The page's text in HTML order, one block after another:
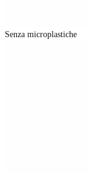
Senza microplastiche